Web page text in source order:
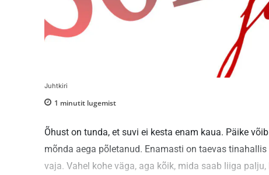
Juhtkiri
1 minutit lugemist
Õhust on tunda, et suvi ei kesta enam kaua. Päike
mõnda aega põletanud. Enamasti on taevas
vaja. Vahel kohe väga, aga kõik, mida saab liiga